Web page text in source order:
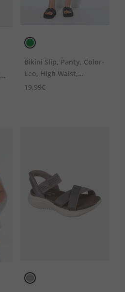
Bikini Slip, Panty, Color-
Leo, High Waist,
Shaping
19,99€